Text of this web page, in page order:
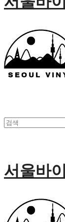
서울바